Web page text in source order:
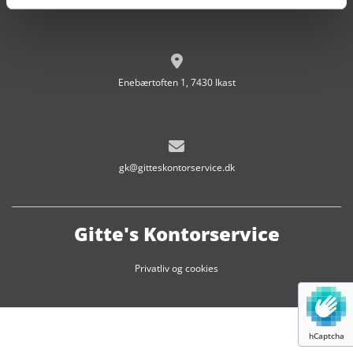
hCaptcha

Enebærtoften 1, 7430 Ikast

gk@gitteskontorservice.dk
Gitte's Kontorservice
Privatliv og cookies